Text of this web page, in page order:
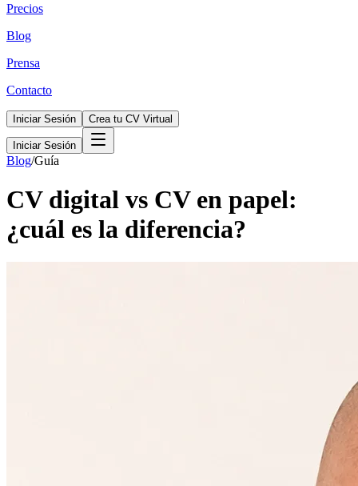
Precios
Blog
Prensa
Contacto
Iniciar Sesión Crea tu CV Virtual
Iniciar Sesión
Blog/Guía
CV digital vs CV en papel:
¿cuál es la diferencia?